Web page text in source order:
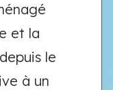
et la
le
à un